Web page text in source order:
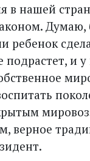
в нашей
Думаю,
ребенок
подрастет, и у
верное